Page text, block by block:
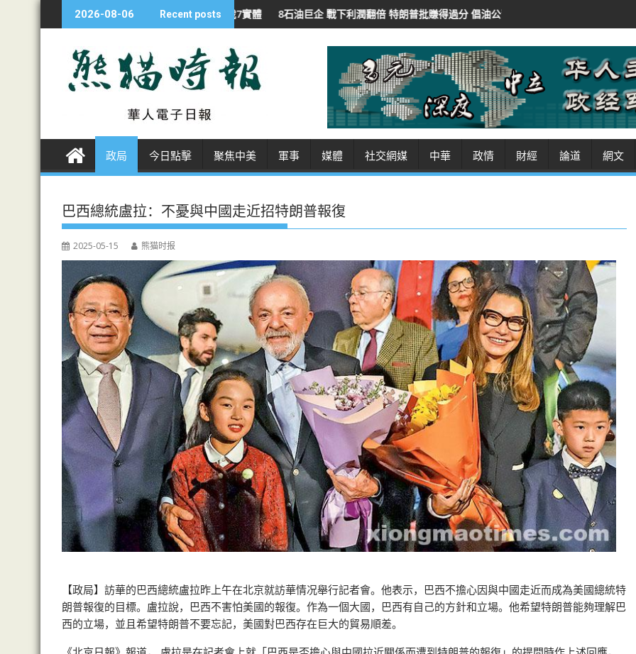
k
e
2026-08-06 Recent posts
打印設備國安調查 制裁7實體 8石油巨企 戰下利潤翻倍 特朗普批賺得過分 倡油公司還富於民 紐時：華府AI審查豁免開源模型 保對華競
政局 今日點擊 聚焦中美 軍事 媒體 社交網媒 中華 政情 財經 論道 網文
巴西總統盧拉：不憂與中國走近招特朗普報復
2025-05-15 熊猫时报
【政局】訪華的巴西總統盧拉昨上午在北京就訪華情况舉行記者會。他表示，巴西不擔心因與中國走近而成為美國總統特
朗普報復的目標。盧拉說，巴西不害怕美國的報復。作為一個大國，巴西有自己的方針和立場。他希望特朗普能夠理解巴
西的立場，並且希望特朗普不要忘記，美國對巴西存在巨大的貿易順差。